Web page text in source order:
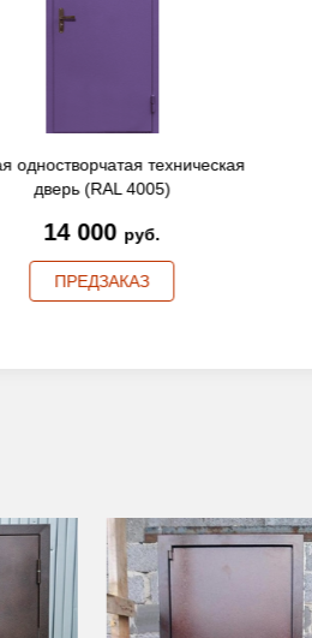
одностворчатая техническая
дверь (RAL 4005)
14 000 руб.
ПРЕДЗАКАЗ